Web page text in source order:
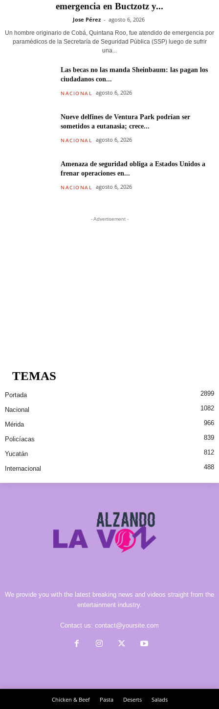
emergencia en Buctzotz y...
Jose Pérez - agosto 6, 2026
Un hombre originario de Cobá, Quintana Roo, fue atendido de emergencia por
paramédicos de la Secretaría de Seguridad Pública (SSP) luego de sufrir
una...
Las becas no las manda Sheinbaum: las pagan los
ciudadanos con...
NACIONAL agosto 6, 2026
Nueve delfines de Ventura Park podrían ser
sometidos a eutanasia; crece...
NACIONAL agosto 6, 2026
Amenaza de seguridad obliga a Estados Unidos a
frenar operaciones en...
NACIONAL agosto 6, 2026
- Advertisement -
TEMAS
Portada 2899
Nacional 1082
Mérida 966
Policíacas 839
Yucatán 812
Internacional 488
We provide you with the latest breaking news and videos straight from the
entertainment industry.
Contact us: contact@yoursite.com
Chicken & Beef Pasta Deserts Salads